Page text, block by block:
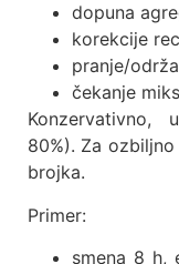
dopuna
korekcije
pranje/
čekanje
Konzervativno,
80%). Za
brojka.
Primer:
smena 8 h,